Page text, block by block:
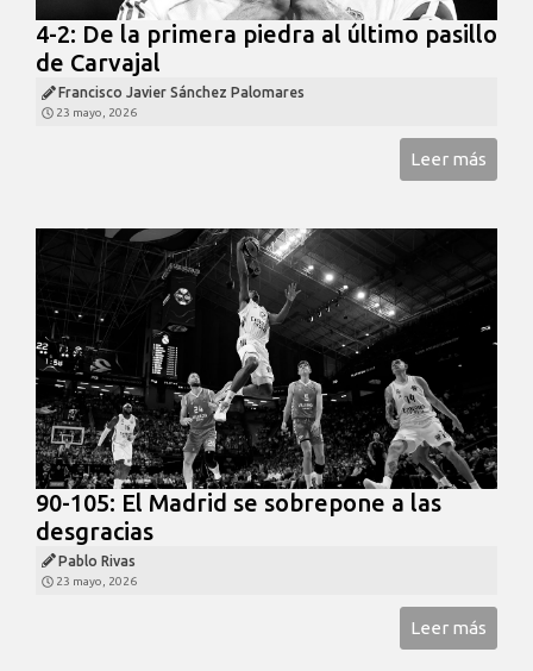
4-2: De la primera piedra al último pasillo
de Carvajal
Francisco Javier Sánchez Palomares
23 mayo, 2026
Leer más
90-105: El Madrid se sobrepone a las
desgracias
Pablo Rivas
23 mayo, 2026
Leer más